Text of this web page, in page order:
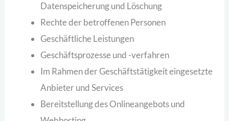
Datenspeicherung und Löschung
Rechte der betroffenen Personen
Geschäftliche Leistungen
Geschäftsprozesse und -verfahren
Im Rahmen der Geschäftstätigkeit eingesetzte
Anbieter und Services
Bereitstellung des Onlineangebots und